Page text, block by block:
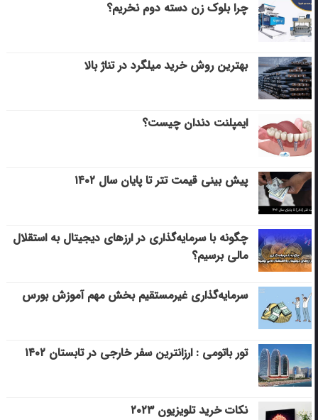
چرا بلوک زن دسته دوم نخریم؟
بهترین روش خرید میلگرد در تناژ بالا
ایمپلنت دندان چیست؟
پیش بینی قیمت تتر تا پایان سال ۱۴۰۲
چگونه با سرمایه‌گذاری در ارزهای دیجیتال به استقلال
مالی برسیم؟
سرمایه‌گذاری غیرمستقیم بخش مهم آموزش بورس
تور باتومی : ارزانترین سفر خارجی در تابستان ۱۴۰۲
نکات خرید تلویزیون ۲۰۲۳